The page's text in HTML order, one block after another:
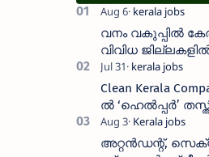
വനം വകുപ്പിൽ
വിവിധ ജില്ലകളിൽ
Forest Department
District-wise
Clean Kerala
ൽ ‘ഹെൽപ്പർ’
വാക്ക്-ഇൻ
നടത്തുന്നു
അറ്റൻഡന്റ്,